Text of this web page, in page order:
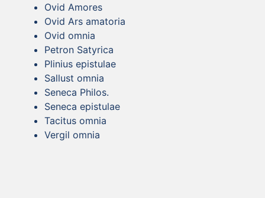
Ovid Amores
Ovid Ars amatoria
Ovid omnia
Petron Satyrica
Plinius epistulae
Sallust omnia
Seneca Philos.
Seneca epistulae
Tacitus omnia
Vergil omnia